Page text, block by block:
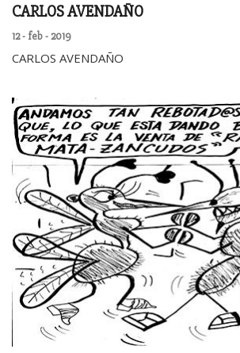
CARLOS AVENDAÑO
12 - feb - 2019
CARLOS AVENDAÑO